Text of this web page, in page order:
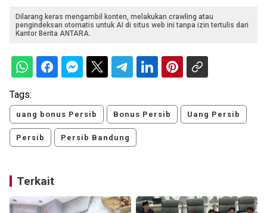
Dilarang keras mengambil konten, melakukan crawling atau
pengindeksan otomatis untuk AI di situs web ini tanpa izin tertulis dari
Kantor Berita ANTARA.
Tags:
uang bonus Persib Bonus Persib Uang Persib
Persib Persib Bandung
Terkait